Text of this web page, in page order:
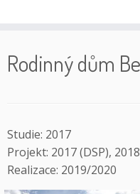
to
content
Rodinný dům
Studie: 2017
Projekt: 2017 (DSP),
Realizace: 2019/2020